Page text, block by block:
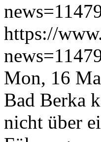
https://
Mon, 16
Bad Berka
nicht über